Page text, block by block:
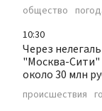
общество
10:30
Через
"Москва-Сити"
около 30 млн
происшествия